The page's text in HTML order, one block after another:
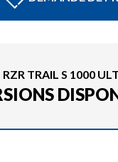
RZR TRAIL S 1000